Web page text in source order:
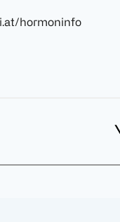
hormoninfo